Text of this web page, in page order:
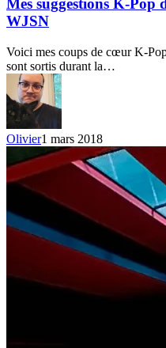
Pop
du
au
28
fév.
2018
–
WJSN
Mes suggestions K-Pop
WJSN
Voici mes coups de cœur K-
sont sortis durant la…
Olivier1 mars 2018